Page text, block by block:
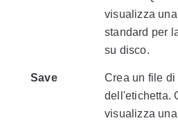
visualizza
standard per
su disco.
Save
Crea un file
dell'etichetta.
visualizza